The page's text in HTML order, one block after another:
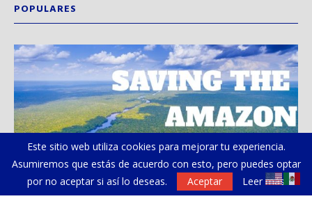
POPULARES
Este sitio web utiliza cookies para mejorar tu experiencia.
Asumiremos que estás de acuerdo con esto, pero puedes optar
por no aceptar si así lo deseas.
Aceptar Leer más